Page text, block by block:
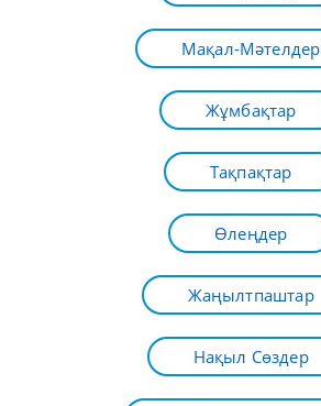
Мақал-Мәтелдер
Жұмбақтар
Тақпақтар
Өлеңдер
Жаңылтпаштар
Нақыл Сөздер